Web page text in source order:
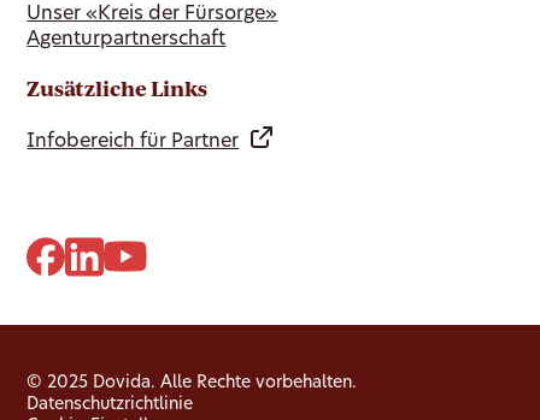
Unser «Kreis der Fürsorge»
Agenturpartnerschaft
Zusätzliche Links
Infobereich für Partner
© 2025 Dovida. Alle Rechte vorbehalten.
Datenschutzrichtlinie